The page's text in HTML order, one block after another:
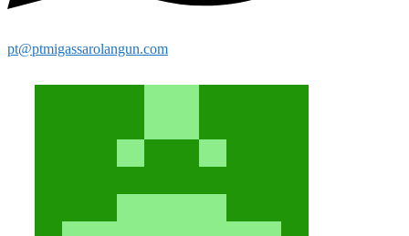
pt@ptmigassarolangun.com